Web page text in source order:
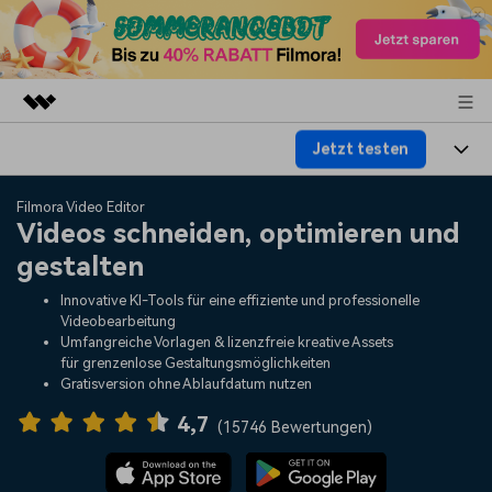
Dienstprogramme
Business
Überblick
Lösungen
Über uns
Presseraum
Support
Jetzt testen
Produkte
Plattformen
Funktionen
Assets
KI
Video/Foto
Audio
Lösungen
Soziale Medien
Marketing & Business
Lifestyle & Spaß
Ressourcen
Video-Prompts
Über 100 heiße Video-
Meisterkurs
Beherrschen Sie
Hilfe-Center
Erste Schritte
Filmora Video Editor
Videos schneiden, optimieren und
gestalten
Innovative KI-Tools für eine effiziente und professionelle
Videobearbeitung
Umfangreiche Vorlagen & lizenzfreie kreative Assets
für grenzenlose Gestaltungsmöglichkeiten
Gratisversion ohne Ablaufdatum nutzen
4,7 (15746 Bewertungen)